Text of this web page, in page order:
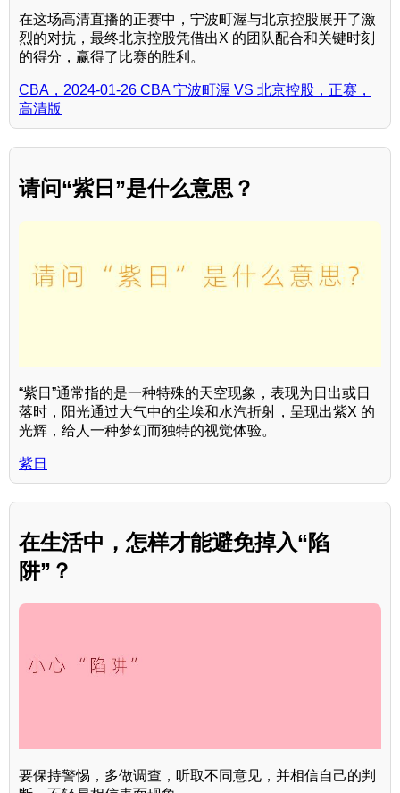
在这场高清直播的正赛中，宁波町渥与北京控股展开了激
烈的对抗，最终北京控股凭借出X 的团队配合和关键时刻
的得分，赢得了比赛的胜利。
CBA，2024-01-26 CBA 宁波町渥 VS 北京控股，正赛，
高清版
请问“紫日”是什么意思？
“紫日”通常指的是一种特殊的天空现象，表现为日出或日
落时，阳光通过大气中的尘埃和水汽折射，呈现出紫X 的
光辉，给人一种梦幻而独特的视觉体验。
紫日
在生活中，怎样才能避免掉入“陷
阱”？
要保持警惕，多做调查，听取不同意见，并相信自己的判